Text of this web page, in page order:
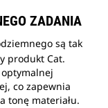
ZADANIA
są tak
produkt Cat.
co zapewnia
tonę materiału.